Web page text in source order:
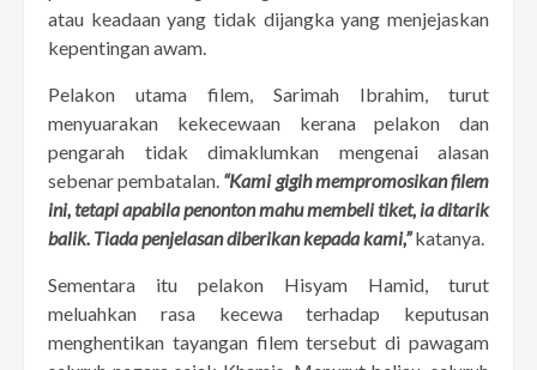
atau keadaan yang tidak dijangka yang menjejaskan
kepentingan awam.
Pelakon utama filem, Sarimah Ibrahim, turut
menyuarakan kekecewaan kerana pelakon dan
pengarah tidak dimaklumkan mengenai alasan
sebenar pembatalan. “Kami gigih mempromosikan filem
ini, tetapi apabila penonton mahu membeli tiket, ia ditarik
balik. Tiada penjelasan diberikan kepada kami,”katanya.
Sementara itu pelakon Hisyam Hamid, turut
meluahkan rasa kecewa terhadap keputusan
menghentikan tayangan filem tersebut di pawagam